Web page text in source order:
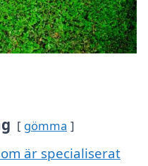
gömma
är specialiserat